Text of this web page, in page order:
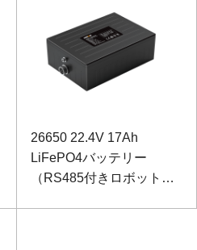
26650 22.4V 17Ah
LiFePO4バッテリー
（RS485付きロボット